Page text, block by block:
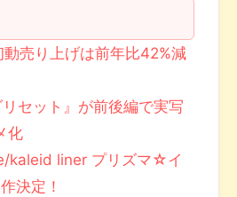
売り上げは前年比42%減
セット』が前後編で実写
化
kaleid liner プリズマ☆イ
決定！